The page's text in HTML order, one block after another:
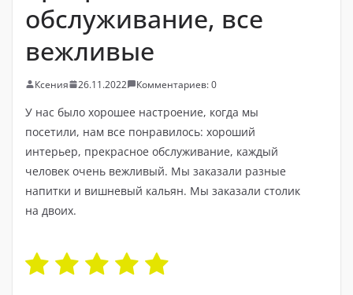
обслуживание, все
вежливые
Ксения 26.11.2022 Комментариев: 0
У нас было хорошее настроение, когда мы
посетили, нам все понравилось: хороший
интерьер, прекрасное обслуживание, каждый
человек очень вежливый. Мы заказали разные
напитки и вишневый кальян. Мы заказали столик
на двоих.